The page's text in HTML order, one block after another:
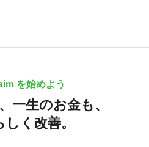
を始めよう
一生のお金も、
く改善。